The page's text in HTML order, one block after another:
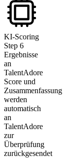
KI-Scoring
Step 6
Ergebnisse
an
TalentAdore
Score und
Zusammenfassung
werden
automatisch
an
TalentAdore
zur
Überprüfung
zurückgesendet